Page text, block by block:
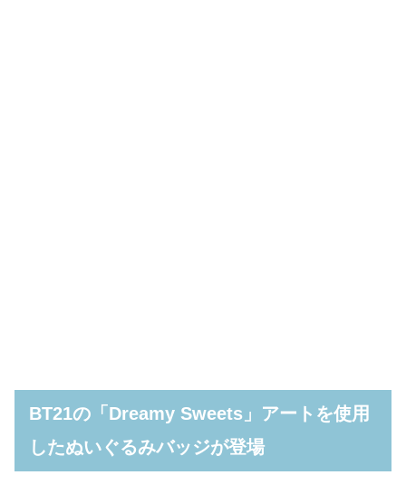
BT21の「Dreamy Sweets」アートを使用
したぬいぐるみバッジが登場